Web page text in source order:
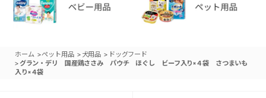
ホーム >ペット用品 > 犬用品 > ドッグフード
>グラン・デリ 国産鶏ささみ パウチ ほぐし ビーフ入り×４袋 さつまいも
入り×４袋